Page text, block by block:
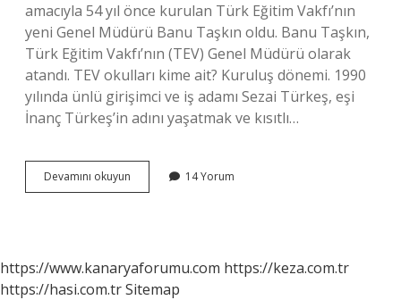
amacıyla 54 yıl önce kurulan Türk Eğitim Vakfı’nın
yeni Genel Müdürü Banu Taşkın oldu. Banu Taşkın,
Türk Eğitim Vakfı’nın (TEV) Genel Müdürü olarak
atandı. TEV okulları kime ait? Kuruluş dönemi. 1990
yılında ünlü girişimci ve iş adamı Sezai Türkeş, eşi
İnanç Türkeş’in adını yaşatmak ve kısıtlı…
Devamını okuyun
Başkanı
14 Yorum
https://www.kanaryaforumu.com https://keza.com.tr
https://hasi.com.trSitemap